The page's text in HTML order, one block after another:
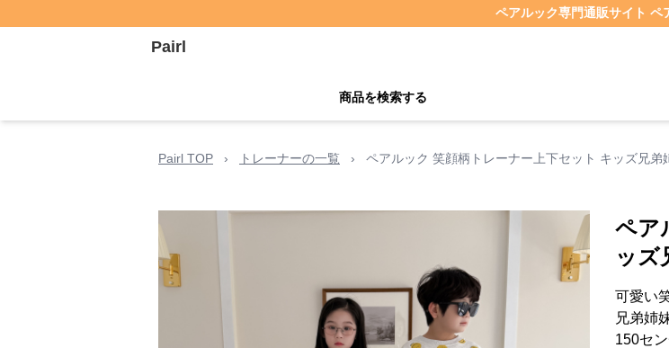
ペアルック専門通販サイト ペ
Pairl
商品を検索する
Pairl TOP › トレーナーの一覧 › ペアルック 笑顔柄トレーナー上下セット キッズ兄弟
ペア
ッズ
可愛い
兄弟姉
150セ